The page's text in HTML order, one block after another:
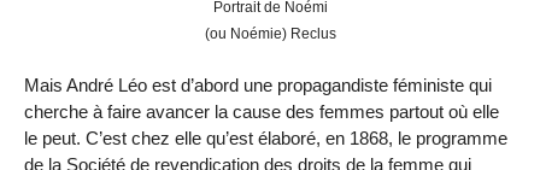
Portrait de Noémi
(ou Noémie) Reclus
Mais André Léo est d’abord une propagandiste féministe qui
cherche à faire avancer la cause des femmes partout où elle
le peut. C’est chez elle qu’est élaboré, en 1868, le programme
de la Société de revendication des droits de la femme qui